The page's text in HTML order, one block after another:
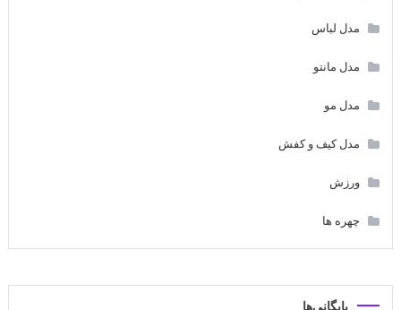
مدل لباس
مدل مانتو
مدل مو
مدل کیف و کفش
ورزش
چهره ها